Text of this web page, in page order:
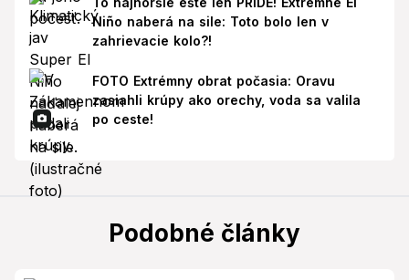
Niño naberá na sile: Toto bolo len v
zahrievacie kolo?!
FOTO Extrémny obrat počasia: Oravu
zasiahli krúpy ako orechy, voda sa valila
po ceste!
Podobné články